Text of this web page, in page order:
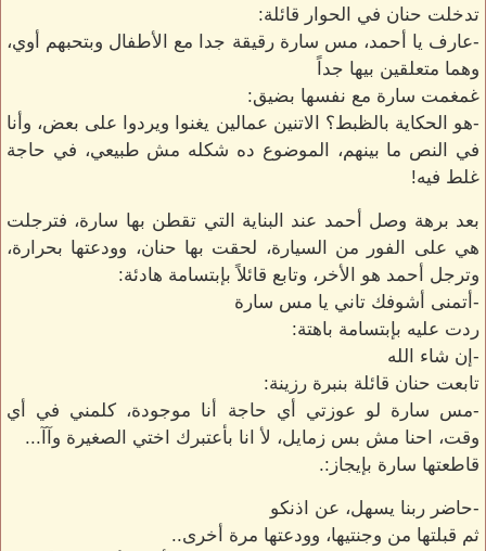
تدخلت حنان في الحوار قائلة:
-عارف يا أحمد، مس سارة رقيقة جدا مع الأطفال وبتحبهم أوي،
وهما متعلقين بيها جداً
غمغمت سارة مع نفسها بضيق:
-هو الحكاية بالظبط؟ الاتنين عمالين يغنوا ويردوا على بعض، وأنا
في النص ما بينهم، الموضوع ده شكله مش طبيعي، في حاجة
غلط فيه!
بعد برهة وصل أحمد عند البناية التي تقطن بها سارة، فترجلت
هي على الفور من السيارة، لحقت بها حنان، وودعتها بحرارة،
وترجل أحمد هو الأخر، وتابع قائلاً بإبتسامة هادئة:
-أتمنى أشوفك تاني يا مس سارة
ردت عليه بإبتسامة باهتة:
-إن شاء الله
تابعت حنان قائلة بنبرة رزينة:
-مس سارة لو عوزتي أي حاجة أنا موجودة، كلمني في أي
وقت، احنا مش بس زمايل، لأ انا بأعتبرك اختي الصغيرة وآآ...
قاطعتها سارة بإيجاز:.
-حاضر ربنا يسهل، عن اذنكو
ثم قبلتها من وجنتيها، وودعتها مرة أخرى..